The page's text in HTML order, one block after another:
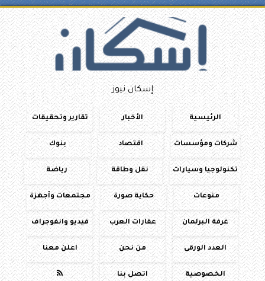
إسكان نيوز
الرئيسية الأخبار تقارير وتحقيقات
شركات ومؤسسات اقتصاد بنوك
تكنولوجيا وسيارات نقل وطاقة رياضة
منوعات حكاية صورة مجتمعات وأجهزة
غرفة البرلمان عقارات العرب فيديو وانفوجراف
العدد الورقى من نحن اعلن معنا
الخصوصية اتصل بنا 